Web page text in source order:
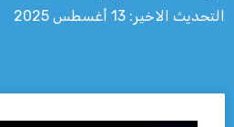
التحديث الاخير: 13 أغسطس 2025